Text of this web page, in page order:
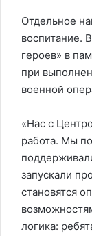
Отдельное
воспитание.
героев» в
при
военной
«Нас с
работа. Мы
запускали
становятся
логика: